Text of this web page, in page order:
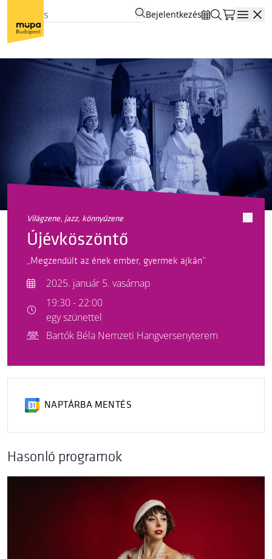
Bejelentkezés
világzene, jazz, könnyűzene
Újévköszöntő
„Megzendült az ének ember, gyermek ajkán”
2025. január 5. vasárnap
19:30 - 22:00
egy szünettel
Bartók Béla Nemzeti Hangversenyterem
NAPTÁRBA MENTÉS
Hasonló programok